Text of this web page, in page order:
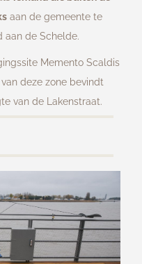
aan de gemeente te
aan de Schelde.
Memento Scaldis
deze zone bevindt
van de Lakenstraat.